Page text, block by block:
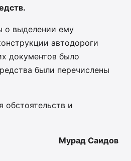
о выделении ему
автодороги
документов было
были перечислены
обстоятельств и
Мурад Саидов